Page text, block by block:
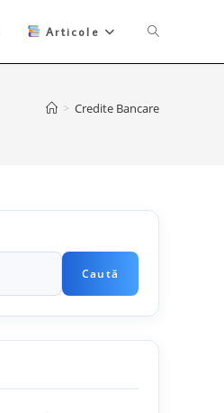
Articole Toggle
> Credite Bancare
Caută